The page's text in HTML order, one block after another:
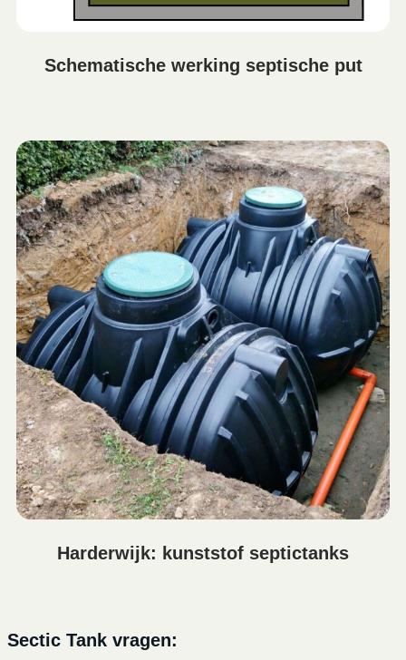
Schematische werking septische put
Harderwijk: kunststof septictanks
Sectic Tank vragen: